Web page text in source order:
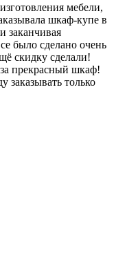
мебели,
шкаф-купе в
заканчивая
было сделано очень
скидку сделали!
за прекрасный шкаф!
заказывать только